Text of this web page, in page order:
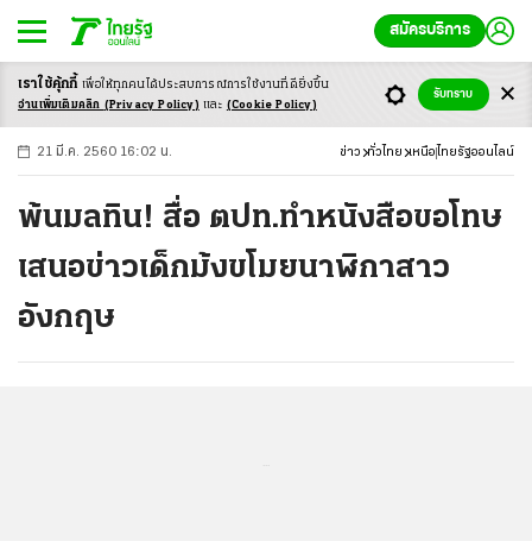
สมัครบริการ
-ก ก ก+
21 มี.ค. 2560 16:02 น. ข่าว ทั่วไทย เหนือ ไทยรัฐออนไลน์
พ้นมลทิน! สื่อ ตปท.ทำหนังสือขอโทษ
เสนอข่าวเด็กม้งขโมยนาฬิกาสาว
อังกฤษ
เราใช้คุ้กกี้ เพื่อให้ทุกคนได้ประสบการณ์การใช้งานที่ดียิ่งขึ้น
อ่านเพิ่มเติมคลิก (Privacy Policy) และ (Cookie Policy)
รับทราบ